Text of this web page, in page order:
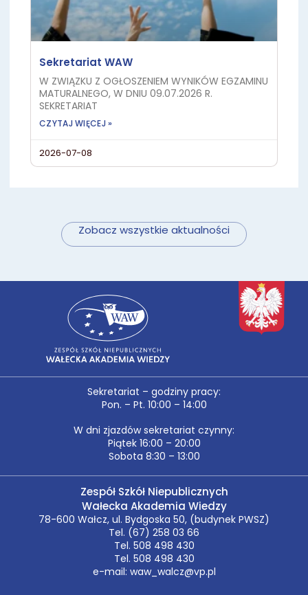
Sekretariat WAW
W ZWIĄZKU Z OGŁOSZENIEM WYNIKÓW EGZAMINU
MATURALNEGO, W DNIU 09.07.2026 R.
SEKRETARIAT
CZYTAJ WIĘCEJ »
2026-07-08
Zobacz wszystkie aktualności
Sekretariat – godziny pracy:
Pon. – Pt. 10:00 – 14:00
W dni zjazdów sekretariat czynny:
Piątek 16:00 – 20:00
Sobota 8:30 – 13:00
Zespół Szkół Niepublicznych
Wałecka Akademia Wiedzy
78-600 Wałcz, ul. Bydgoska 50, (budynek PWSZ)
Tel. (67) 258 03 66
Tel. 508 498 430
Tel. 508 498 430
e-mail: waw_walcz@vp.pl